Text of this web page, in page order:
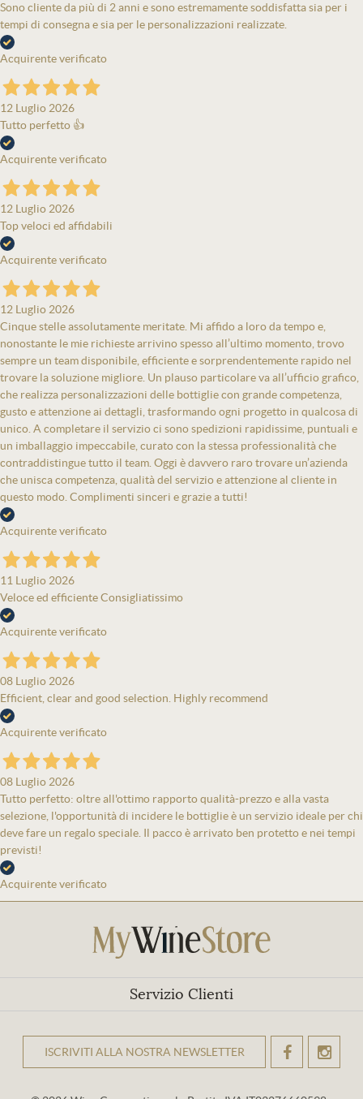
Sono cliente da più di 2 anni e sono estremamente soddisfatta sia per i
tempi di consegna e sia per le personalizzazioni realizzate.
Acquirente verificato
12 Luglio 2026
Tutto perfetto 👍
Acquirente verificato
12 Luglio 2026
Top veloci ed affidabili
Acquirente verificato
12 Luglio 2026
Cinque stelle assolutamente meritate. Mi affido a loro da tempo e,
nonostante le mie richieste arrivino spesso all’ultimo momento, trovo
sempre un team disponibile, efficiente e sorprendentemente rapido nel
trovare la soluzione migliore. Un plauso particolare va all’ufficio grafico,
che realizza personalizzazioni delle bottiglie con grande competenza,
gusto e attenzione ai dettagli, trasformando ogni progetto in qualcosa di
unico. A completare il servizio ci sono spedizioni rapidissime, puntuali e
un imballaggio impeccabile, curato con la stessa professionalità che
contraddistingue tutto il team. Oggi è davvero raro trovare un’azienda
che unisca competenza, qualità del servizio e attenzione al cliente in
questo modo. Complimenti sinceri e grazie a tutti!
Acquirente verificato
11 Luglio 2026
Veloce ed efficiente Consigliatissimo
Acquirente verificato
08 Luglio 2026
Efficient, clear and good selection. Highly recommend
Acquirente verificato
08 Luglio 2026
Tutto perfetto: oltre all'ottimo rapporto qualità-prezzo e alla vasta
selezione, l'opportunità di incidere le bottiglie è un servizio ideale per chi
deve fare un regalo speciale. Il pacco è arrivato ben protetto e nei tempi
previsti!
Acquirente verificato
Servizio Clienti
ISCRIVITI ALLA NOSTRA NEWSLETTEROK